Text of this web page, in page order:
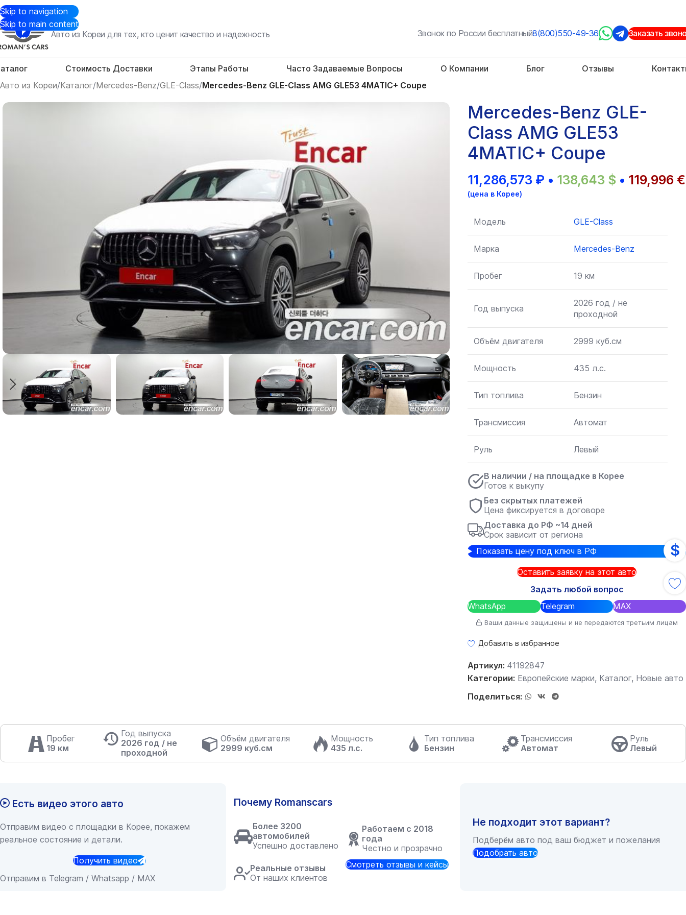
Skip to navigation
Skip to main content
Авто из Кореи для тех, кто ценит качество и надежность
Звонок по России бесплатный8(800)550-49-36 Заказать
Стоимость Доставки Этапы Работы Часто Задаваемые Вопросы О Компании Блог Отзывы
Авто из Кореи/Каталог/Mercedes-Benz/GLE-Class/Mercedes-Benz GLE-Class AMG GLE53 4MATIC+ Coupe
Mercedes-Benz GLE-
Class AMG GLE53
4MATIC+ Coupe
11,286,573 ₽ • 138,643 $ • 119,996 €
(цена в Корее)
Модель GLE-Class
Марка Mercedes-Benz
Пробег 19 км
Год выпуска
2026 год / не
проходной
Объём двигателя 2999 куб.см
Мощность 435 л.с.
Тип топлива Бензин
Трансмиссия Автомат
Руль Левый
В наличии / на площадке в Корее
Готов к выкупу
Без скрытых платежей
Цена фиксируется в договоре
Доставка до РФ ~14 дней
Срок зависит от региона
Показать цену под ключ в РФ
Оставить заявку на этот авто
Задать любой вопрос
WhatsApp
Telegram MAX
Ваши данные защищены и не передаются третьим лицам
Добавить в избранное
Артикул: 41192847
Категории: Европейские марки, Каталог, Новые авто
Поделиться:
Пробег
19 км
Год выпуска
2026 год / не
проходной
Объём двигателя
2999 куб.см
Мощность
435 л.с.
Тип топлива
Бензин
Трансмиссия
Автомат
Руль
Левый
Есть видео этого авто
Отправим видео с площадки в Корее, покажем
реальное состояние и детали.
Получить видео
Отправим в Telegram / Whatsapp / MAX
Почему Romanscars
Более 3200
автомобилей
Успешно доставлено
Работаем с 2018
года
Честно и прозрачно
Реальные отзывы
От наших клиентов
Смотреть отзывы и кейсы
Не подходит этот вариант?
Подберём авто под ваш бюджет и пожелания
Подобрать авто
$